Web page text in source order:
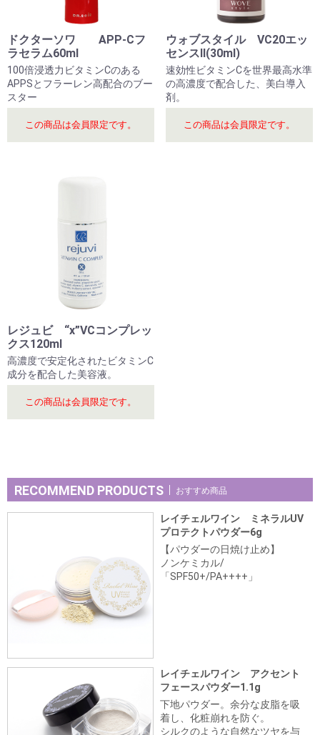
ドクターソワ APP-Cフ
ラセラム60ml
100倍浸透力ビタミンCのある
APPSとフラーレン高配合のブー
スター
この商品は会員限定です。
ウォブスタイル VC20エッ
センスⅡ(30ml)
速効性ビタミンCを世界最高水準
の高濃度で配合した、美白導入
剤。
この商品は会員限定です。
レジュビ “x”VCコンプレッ
クス120ml
高濃度で安定化されたビタミンC
成分を配合した美容液。
この商品は会員限定です。
RECOMMEND PRODUCTS おすすめ商品
レイチェルワイン ミネラルUV
プロテクトパウダー6g
【パウダーの日焼け止め】
ノンケミカル/
「SPF50+/PA++++」
レイチェルワイン アクセント
フェースパウダー1.1g
下地パウダー。余分な皮脂を吸
着し、化粧崩れを防ぐ。
シルクのような自然なツヤを与